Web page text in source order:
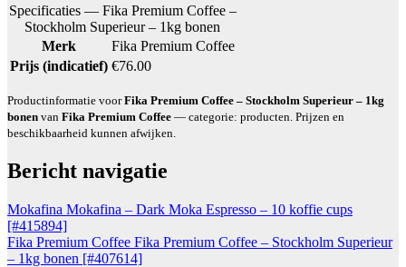
Specificaties — Fika Premium Coffee –
Stockholm Superieur – 1kg bonen
Merk
Fika Premium Coffee
Prijs (indicatief) €76.00
Productinformatie voorFika Premium Coffee – Stockholm Superieur – 1kg
bonen van Fika Premium Coffee — categorie: producten. Prijzen en
beschikbaarheid kunnen afwijken.
Bericht navigatie
Mokafina Mokafina – Dark Moka Espresso – 10 koffie cups
[#415894]
Fika Premium Coffee Fika Premium Coffee – Stockholm Superieur
– 1kg bonen [#407614]